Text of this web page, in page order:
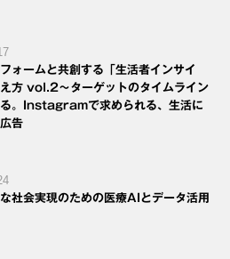
ォームと共創する「生活者インサイ
え方 vol.2～ターゲットのタイムライン
る。Instagramで求められる、生活に
告
社会実現のための医療AIとデータ活用